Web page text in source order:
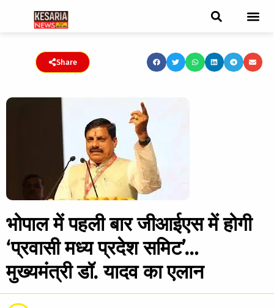
Share
भोपाल में पहली बार जीआईएस में होगी
‘प्रवासी मध्य प्रदेश समिट’…
मुख्यमंत्री डॉ. यादव का एलान